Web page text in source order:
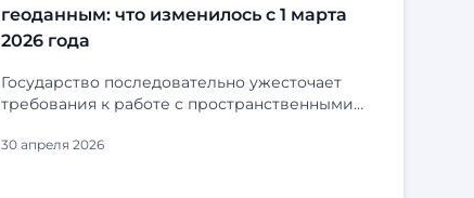
геоданным: что изменилось с 1 марта
2026 года
Государство последовательно ужесточает
требования к работе с пространственными
очередные поправки в Федеральный закон №
30 апреля 2026